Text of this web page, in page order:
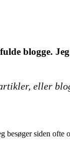
blogge.
eller
besøger siden ofte